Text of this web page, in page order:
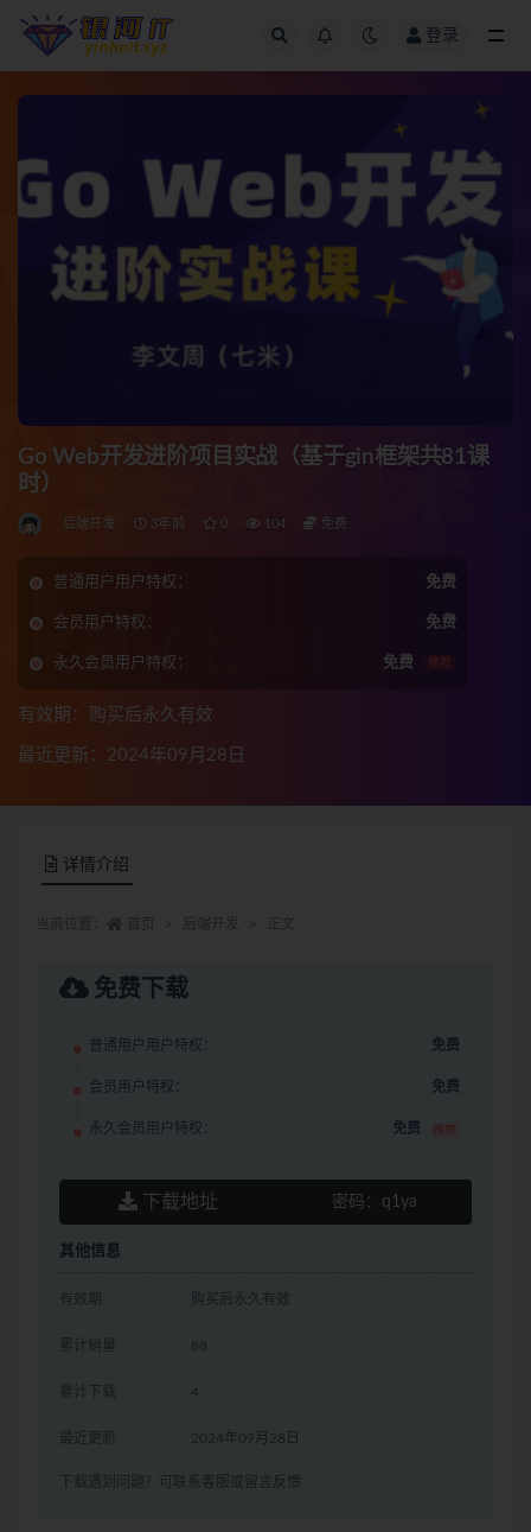
登录
Go Web开发进阶项目实战（基于gin框架共81课
时）
后端开发 3年前 0 104 免费
普通用户用户特权： 免费
会员用户特权： 免费
永久会员用户特权： 免费 推荐
有效期：购买后永久有效
最近更新：2024年09月28日
详情介绍
免费下载
普通用户用户特权： 免费
会员用户特权： 免费
永久会员用户特权： 免费 推荐
下载地址 密码： q1ya
其他信息
有效期 购买后永久有效
累计销量 88
累计下载 4
最近更新 2024年09月28日
下载遇到问题？可联系客服或留言反馈